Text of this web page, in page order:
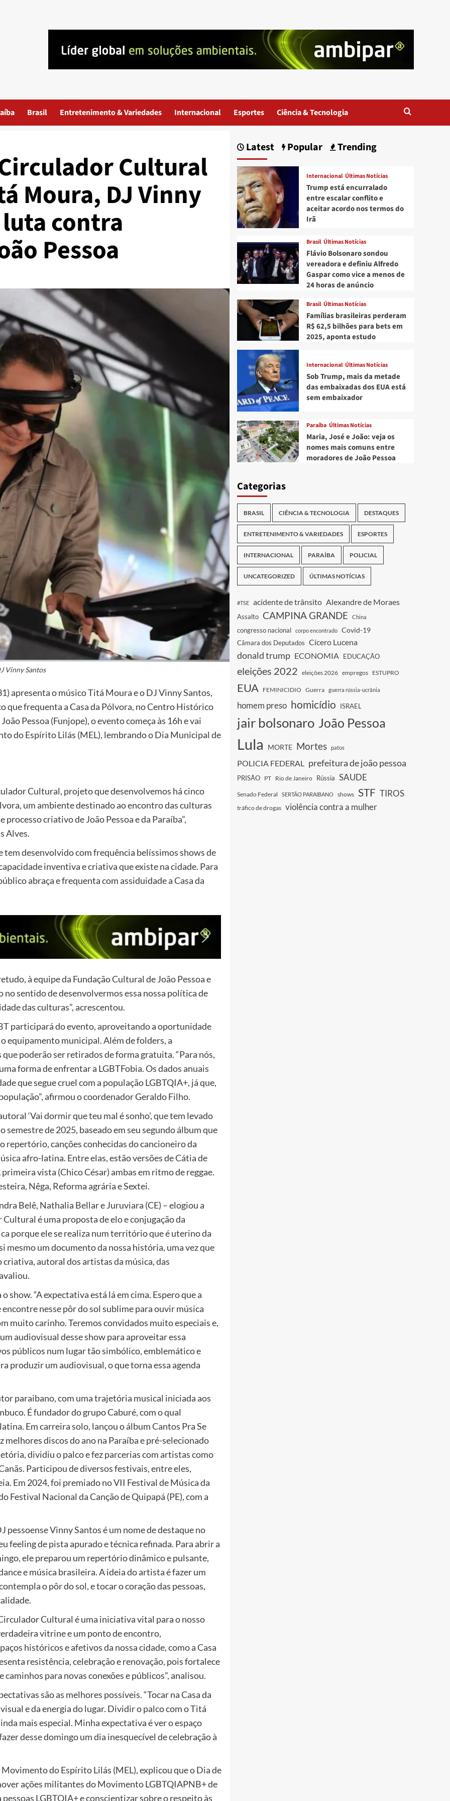
Brasil Entretenimento & Variedades Internacional Esportes Ciência & Tecnologia
Cultural
Moura, DJ Vinny
contra
Pessoa
Vinny Santos
apresenta o músico Titá Moura e o DJ Vinny Santos,
que frequenta a Casa da Pólvora, no Centro Histórico
Pessoa (Funjope), o evento começa às 16h e vai
do Espírito Lilás (MEL), lembrando o Dia Municipal de
Cultural, projeto que desenvolvemos há cinco
um ambiente destinado ao encontro das culturas
criativo de João Pessoa e da Paraíba”,
Alves.
tem desenvolvido com frequência belíssimos shows de
inventiva e criativa que existe na cidade. Para
abraça e frequenta com assiduidade a Casa da
à equipe da Fundação Cultural de João Pessoa e
sentido de desenvolvermos essa nossa política de
das culturas”, acrescentou.
participará do evento, aproveitando a oportunidade
equipamento municipal. Além de folders, a
poderão ser retirados de forma gratuita. “Para nós,
forma de enfrentar a LGBTFobia. Os dados anuais
que segue cruel com a população LGBTQIA+, já que,
afirmou o coordenador Geraldo Filho.
‘Vai dormir que teu mal é sonho’, que tem levado
semestre de 2025, baseado em seu segundo álbum que
repertório, canções conhecidas do cancioneiro da
afro-latina. Entre elas, estão versões de Cátia de
vista (Chico César) ambas em ritmo de reggae.
Nêga, Reforma agrária e Sextei.
Belê, Nathalia Bellar e Juruviara (CE) – elogiou a
é uma proposta de elo e conjugação da
porque ele se realiza num território que é uterino da
mesmo um documento da nossa história, uma vez que
autoral dos artistas da música, das
“A expectativa está lá em cima. Espero que a
nesse pôr do sol sublime para ouvir música
muito carinho. Teremos convidados muito especiais e,
audiovisual desse show para aproveitar essa
públicos num lugar tão simbólico, emblemático e
produzir um audiovisual, o que torna essa agenda
paraibano, com uma trajetória musical iniciada aos
É fundador do grupo Caburé, com o qual
Em carreira solo, lançou o álbum Cantos Pra Se
discos do ano na Paraíba e pré-selecionado
dividiu o palco e fez parcerias com artistas como
Participou de diversos festivais, entre eles,
Em 2024, foi premiado no VII Festival de Música da
Festival Nacional da Canção de Quipapá (PE), com a
pessoense Vinny Santos é um nome de destaque no
feeling de pista apurado e técnica refinada. Para abrir a
ele preparou um repertório dinâmico e pulsante,
e música brasileira. A ideia do artista é fazer um
o pôr do sol, e tocar o coração das pessoas,
Cultural é uma iniciativa vital para o nosso
vitrine e um ponto de encontro,
históricos e afetivos da nossa cidade, como a Casa
resistência, celebração e renovação, pois fortalece
para novas conexões e públicos”, analisou.
são as melhores possíveis. “Tocar na Casa da
e da energia do lugar. Dividir o palco com o Titá
mais especial. Minha expectativa é ver o espaço
desse domingo um dia inesquecível de celebração à
do Espírito Lilás (MEL), explicou que o Dia de
ações militantes do Movimento LGBTQIAPNB+ de
LGBTQIA+ e conscientizar sobre o respeito às
Latest Popular Trending
Internacional Últimas Notícias
Trump está encurralado
entre escalar conflito e
aceitar acordo nos termos do
Irã
Brasil Últimas Notícias
Flávio Bolsonaro sondou
vereadora e definiu Alfredo
Gaspar como vice a menos de
24 horas de anúncio
Brasil Últimas Notícias
Famílias brasileiras perderam
R$ 62,5 bilhões para bets em
2025, aponta estudo
Internacional Últimas Notícias
Sob Trump, mais da metade
das embaixadas dos EUA está
sem embaixador
Paraíba Últimas Notícias
Maria, José e João: veja os
nomes mais comuns entre
moradores de João Pessoa
Categorias
BRASIL CIÊNCIA & TECNOLOGIA DESTAQUES
ENTRETENIMENTO & VARIEDADES ESPORTES
INTERNACIONAL PARAÍBA POLICIAL
UNCATEGORIZED ÚLTIMAS NOTÍCIAS
#TSE acidente de trânsito Alexandre de Moraes
Assalto CAMPINA GRANDE China
congresso nacional corpo encontrado Covid-19
Câmara dos Deputados Cícero Lucena
donald trump ECONOMIA EDUCAÇÃO
eleições 2022 eleições 2026 empregos ESTUPRO
EUA FEMINICIDIO Guerra guerra rússia-ucrânia
homem preso homicídio ISRAEL
jair bolsonaro João Pessoa
Lula MORTE Mortes patos
POLICIA FEDERAL prefeitura de joão pessoa
PRISÃO PT Rio de Janeiro Rússia SAUDE
Senado Federal SERTÃO PARAIBANO shows STF TIROS
tráfico de drogas violência contra a mulher